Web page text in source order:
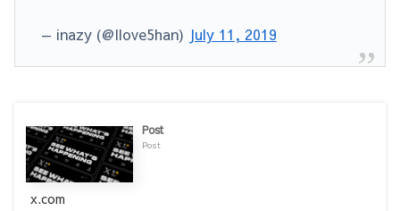
— inazy (@Ilove5han) July 11, 2019
Post
Post
x.com